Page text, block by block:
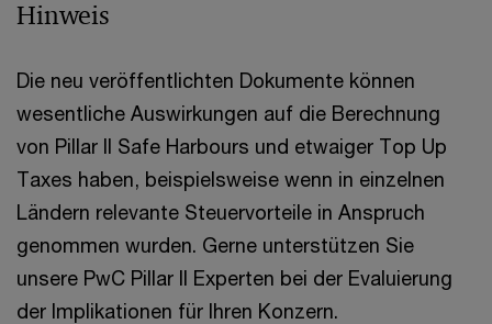
Hinweis
Die neu veröffentlichten Dokumente können
wesentliche Auswirkungen auf die Berechnung
von Pillar II Safe Harbours und etwaiger Top Up
Taxes haben, beispielsweise wenn in einzelnen
Ländern relevante Steuervorteile in Anspruch
genommen wurden. Gerne unterstützen Sie
unsere PwC Pillar II Experten bei der Evaluierung
der Implikationen für Ihren Konzern.